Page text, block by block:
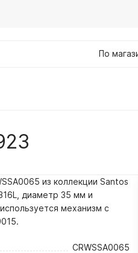
По
из коллекции Santos
диаметр 35 мм и
механизм с
CRWSSA0065